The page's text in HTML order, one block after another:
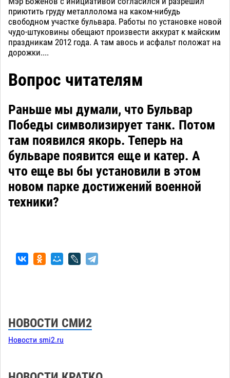
приютить груду металлолома на каком-нибудь
свободном участке бульвара. Работы по установке новой
чудо-штуковины обещают произвести аккурат к майским
праздникам 2012 года. А там авось и асфальт положат на
дорожки....
Вопрос читателям
Раньше мы думали, что Бульвар
Победы символизирует танк. Потом
там появился якорь. Теперь на
бульваре появится еще и катер. А
что еще вы бы установили в этом
новом парке достижений военной
техники?
НОВОСТИ СМИ2
Новости smi2.ru